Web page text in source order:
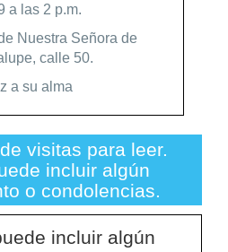
a las 2 p.m.
Nuestra Señora de
calle 50.
a su alma
visitas para leer.
incluir algún
o condolencias.
incluir algún